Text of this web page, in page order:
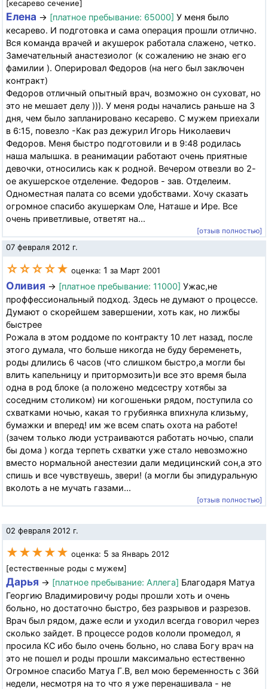
[кесарево сечение]
Елена → [платное пребывание: 65000] У меня было
кесарево. И подготовка и сама операция прошли отлично.
Вся команда врачей и акушерок работала слажено, четко.
Замечательный анастезиолог (к сожалению не знаю его
фамилии ). Оперировал Федоров (на него был заключен
контракт)
Федоров отличный опытный врач, возможно он суховат, но
это не мешает делу ))). У меня роды начались раньше на 3
дня, чем было запланировано кесарево. С мужем приехали
в 6:15, повезло -Как раз дежурил Игорь Николаевич
Федоров. Меня быстро подготовили и в 9:48 родилась
наша малышка. в реанимации работают очень приятные
девочки, относились как к родной. Вечером отвезли во 2-
ое акушерское отделение. Федоров - зав. Отделеим.
Одноместная палата со всеми удобствами. Хочу сказать
огромное спасибо акушеркам Оле, Наташе и Ире. Все
очень приветливые, ответят на...
[отзыв полностью]
07 февраля 2012 г.
☆☆☆☆★ оценка: 1 за Март 2001
Оливия → [платное пребывание: 11000] Ужас,не
проффессиональный подход. Здесь не думают о процессе.
Думают о скорейшем завершении, хоть как, но лижбы
быстрее
Рожала в этом роддоме по контракту 10 лет назад, после
этого думала, что больше никогда не буду беременеть,
роды длились 6 часов (что слишком быстро,а могли бы
влить капельницу и притормозить)и все это время была
одна в род блоке (а положено медсестру хотябы за
соседним столиком) ни когошеньки рядом, поступила со
схватками ночью, какая то грубиянка впихнула клизьму,
бумажки и вперед! им же всем спать охота на работе!
(зачем только люди устраиваются работать ночью, спали
бы дома ) когда терпеть схватки уже стало невозможно
вместо нормальной анестезии дали медицинский сон,а это
спишь и все чувствуешь, звери! (а могли бы эпидуральную
вколоть а не мучать газами...
[отзыв полностью]
02 февраля 2012 г.
★★★★★ оценка: 5 за Январь 2012
[естественные роды с мужем]
Дарья → [платное пребывание: Аллега] Благодаря Матуа
Георгию Владимировичу роды прошли хоть и очень
больно, но достаточно быстро, без разрывов и разрезов.
Врач был рядом, даже если и уходил всегда говорил через
сколько зайдет. В процессе родов кололи промедол, я
просила КС ибо было очень больно, но слава Богу врач на
это не пошел и роды прошли максимально естественно
Огромное спасибо Матуа Г.В, вел мою беременность с 36й
недели, несмотря на то что я уже перенашивала - не